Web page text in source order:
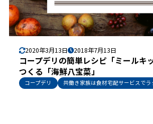
2020年3月13日 2018年7月13日
コープデリの簡単レシピ「ミールキ
つくる「海鮮八宝菜」
コープデリ
共働き家族は食材宅配サービスで